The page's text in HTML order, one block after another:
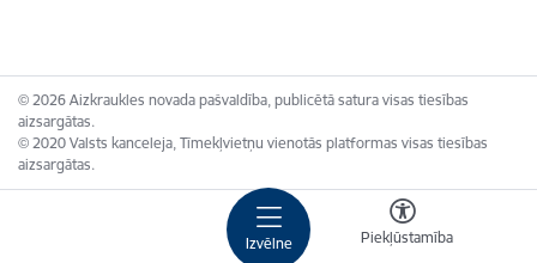
Izvēlne Piekļūstamība
© 2026 Aizkraukles novada pašvaldība, publicētā satura visas tiesības
aizsargātas.
© 2020 Valsts kanceleja, Tīmekļvietņu vienotās platformas visas tiesības
aizsargātas.